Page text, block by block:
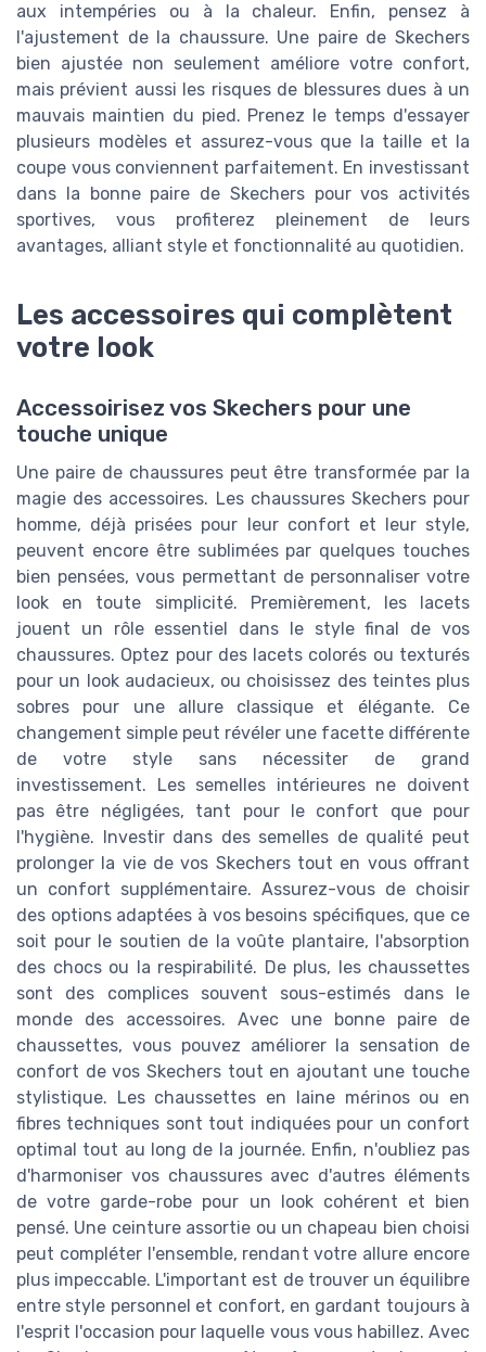
aux intempéries ou à la chaleur. Enfin, pensez à
l'ajustement de la chaussure. Une paire de Skechers
bien ajustée non seulement améliore votre confort,
mais prévient aussi les risques de blessures dues à un
mauvais maintien du pied. Prenez le temps d'essayer
plusieurs modèles et assurez-vous que la taille et la
coupe vous conviennent parfaitement. En investissant
dans la bonne paire de Skechers pour vos activités
sportives, vous profiterez pleinement de leurs
avantages, alliant style et fonctionnalité au quotidien.
Les accessoires qui complètent
votre look
Accessoirisez vos Skechers pour une
touche unique
Une paire de chaussures peut être transformée par la
magie des accessoires. Les chaussures Skechers pour
homme, déjà prisées pour leur confort et leur style,
peuvent encore être sublimées par quelques touches
bien pensées, vous permettant de personnaliser votre
look en toute simplicité. Premièrement, les lacets
jouent un rôle essentiel dans le style final de vos
chaussures. Optez pour des lacets colorés ou texturés
pour un look audacieux, ou choisissez des teintes plus
sobres pour une allure classique et élégante. Ce
changement simple peut révéler une facette différente
de votre style sans nécessiter de grand
investissement. Les semelles intérieures ne doivent
pas être négligées, tant pour le confort que pour
l'hygiène. Investir dans des semelles de qualité peut
prolonger la vie de vos Skechers tout en vous offrant
un confort supplémentaire. Assurez-vous de choisir
des options adaptées à vos besoins spécifiques, que ce
soit pour le soutien de la voûte plantaire, l'absorption
des chocs ou la respirabilité. De plus, les chaussettes
sont des complices souvent sous-estimés dans le
monde des accessoires. Avec une bonne paire de
chaussettes, vous pouvez améliorer la sensation de
confort de vos Skechers tout en ajoutant une touche
stylistique. Les chaussettes en laine mérinos ou en
fibres techniques sont tout indiquées pour un confort
optimal tout au long de la journée. Enfin, n'oubliez pas
d'harmoniser vos chaussures avec d'autres éléments
de votre garde-robe pour un look cohérent et bien
pensé. Une ceinture assortie ou un chapeau bien choisi
peut compléter l'ensemble, rendant votre allure encore
plus impeccable. L'important est de trouver un équilibre
entre style personnel et confort, en gardant toujours à
l'esprit l'occasion pour laquelle vous vous habillez. Avec